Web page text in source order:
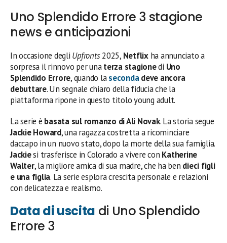
Uno Splendido Errore 3 stagione
news e anticipazioni
In occasione degli Upfronts2025, Netflixha annunciato a
sorpresa il rinnovo per unaterza stagionedi Uno
Splendido Errore, quando lasecondadeve ancora
debuttare. Un segnale chiaro della fiducia che la
piattaforma ripone in questo titolo young adult.
La serie è basata sul romanzo di Ali Novak. La storia segue
Jackie Howard, una ragazza costretta a ricominciare
daccapo in un nuovo stato, dopo la morte della sua famiglia.
Jackiesi trasferisce in Colorado a vivere con Katherine
Walter, la migliore amica di sua madre, che ha ben dieci figli
e una figlia. La serie esplora crescita personale e relazioni
con delicatezza e realismo.
Data di uscita di Uno Splendido
Errore 3